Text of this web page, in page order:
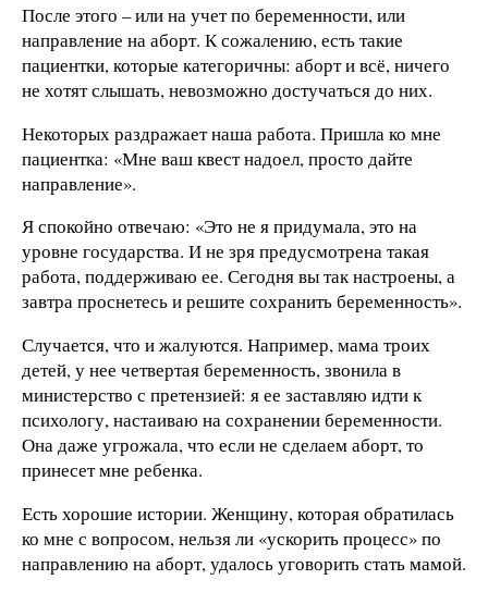
После этого – или на учет по беременности, или
направление на аборт. К сожалению, есть такие
пациентки, которые категоричны: аборт и всё, ничего
не хотят слышать, невозможно достучаться до них.
Некоторых раздражает наша работа. Пришла ко мне
пациентка: «Мне ваш квест надоел, просто дайте
направление».
Я спокойно отвечаю: «Это не я придумала, это на
уровне государства. И не зря предусмотрена такая
работа, поддерживаю ее. Сегодня вы так настроены, а
завтра проснетесь и решите сохранить беременность».
Случается, что и жалуются. Например, мама троих
детей, у нее четвертая беременность, звонила в
министерство с претензией: я ее заставляю идти к
психологу, настаиваю на сохранении беременности.
Она даже угрожала, что если не сделаем аборт, то
принесет мне ребенка.
Есть хорошие истории. Женщину, которая обратилась
ко мне с вопросом, нельзя ли «ускорить процесс» по
направлению на аборт, удалось уговорить стать мамой.